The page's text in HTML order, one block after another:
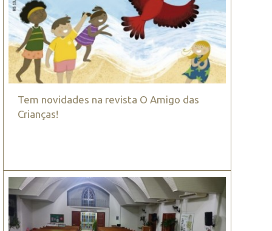
Tem novidades na revista O Amigo das
Crianças!